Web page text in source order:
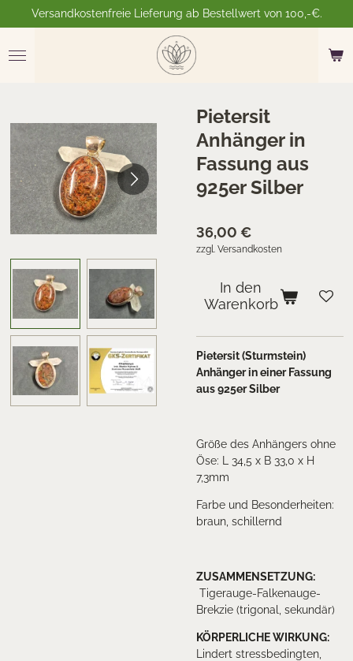
Hauptinhalt
springen
Versandkostenfreie Lieferung ab Bestellwert von 100,-€.
Pietersit
Anhänger in
Fassung aus
925er Silber
36,00 €
zzgl. Versandkosten
In den
Warenkorb
Pietersit (Sturmstein)
Anhänger in einer Fassung
aus 925er Silber
Größe des Anhängers ohne
Öse: L 34,5 x B 33,0 x H
7,3mm
Farbe und Besonderheiten:
braun, schillernd
ZUSAMMENSETZUNG:
Tigerauge-Falkenauge-
Brekzie (trigonal, sekundär)
KÖRPERLICHE WIRKUNG:
Lindert stressbedingten,